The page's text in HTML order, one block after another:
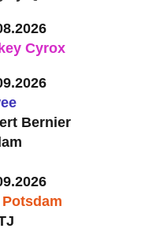
Cyrox
Bernier